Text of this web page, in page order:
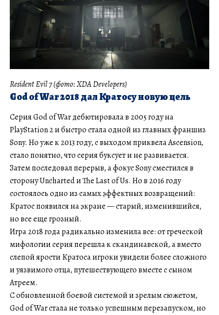
Resident Evil 7 (фото: XDA Developers)
God of War 2018 дал Кратосу новую цель
Серия God of War дебютировала в 2005 году на
PlayStation 2 и быстро стала одной из главных франшиз
Sony. Но уже к 2013 году, с выходом приквела Ascension,
стало понятно, что серия буксует и не развивается.
Затем последовал перерыв, а фокус Sony сместился в
сторону Uncharted и The Last of Us. Но в 2016 году
состоялось одно из самых эффектных возвращений:
Кратос появился на экране — старый, изменившийся,
но все еще грозный.
Игра 2018 года радикально изменила все: от греческой
мифологии серия перешла к скандинавской, а вместо
слепой ярости Кратоса игроки увидели более сложного
и уязвимого отца, путешествующего вместе с сыном
Атреем.
С обновленной боевой системой и зрелым сюжетом,
God of War стала не только успешным перезапуском, но